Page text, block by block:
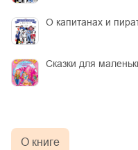
О капитанах и
Сказки для
О книге